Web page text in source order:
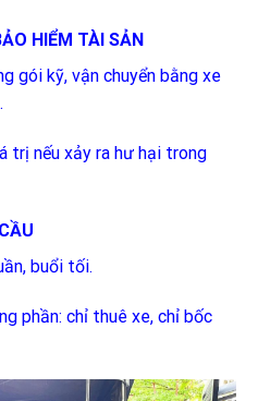
HIỂM TÀI SẢN
gói kỹ, vận chuyển bằng xe
trị nếu xảy ra hư hại trong
buổi tối.
phần: chỉ thuê xe, chỉ bốc